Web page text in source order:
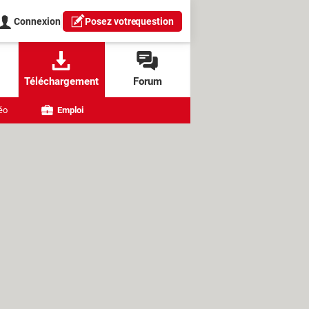
Connexion Posez votrequestion
Téléchargement Forum
Emploi